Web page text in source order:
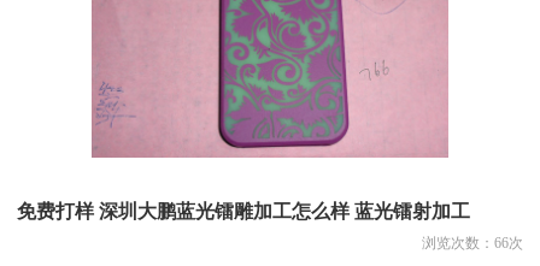
免费打样 深圳大鹏蓝光镭雕加工怎么样 蓝光镭射加工
浏览次数： 66次